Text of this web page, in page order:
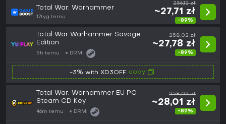
Total War: Warhammer
17tyg temu
256,12 zł
~27,71 zł
-89%
Total War Warhammer Savage
Edition
5h temu DRM:
258,02 zł
~27,78 zł
-89%
-3% with XD3OFF copy
Total War: Warhammer EU PC
Steam CD Key
46m temu DRM:
258,02 zł
~28,01 zł
-89%